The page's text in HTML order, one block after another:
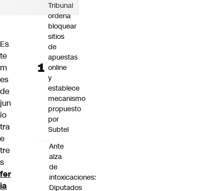
Es
te
m
es
de
jun
io
tra
e
tre
s
fer
ia
Tribunal
ordena
bloquear
sitios
de
apuestas
online
y
establece
mecanismo
propuesto
por
Subtel
Ante
alza
de
intoxicaciones:
Diputados